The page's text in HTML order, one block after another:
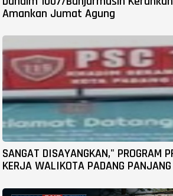
Amankan Jumat Agung
SANGAT DISAYANGKAN," PROGRAM
KERJA WALIKOTA PADANG